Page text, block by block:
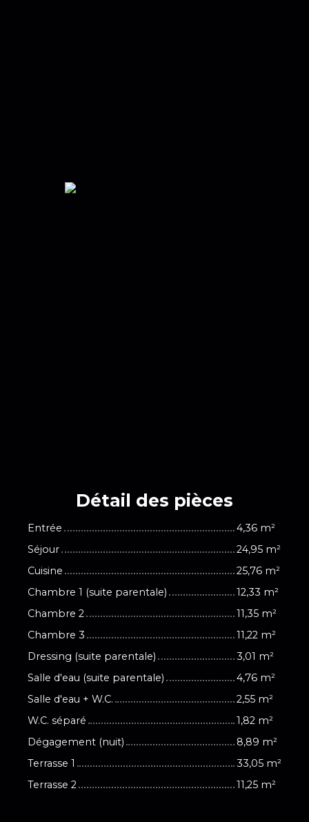
Détail des pièces
Entrée
4,36 m²
Séjour
24,95 m²
Cuisine
25,76 m²
Chambre 1 (suite parentale)
12,33 m²
Chambre 2
11,35 m²
Chambre 3
11,22 m²
Dressing (suite parentale)
3,01 m²
Salle d'eau (suite parentale)
4,76 m²
Salle d'eau + W.C.
2,55 m²
W.C. séparé
1,82 m²
Dégagement (nuit)
8,89 m²
Terrasse 1
33,05 m²
Terrasse 2
11,25 m²